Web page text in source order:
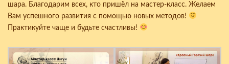
шара. Благодарим всех, кто пришёл на мастер-класс. Желаем
Вам успешного развития с помощью новых методов!
Практикуйте чаще и будьте счастливы!